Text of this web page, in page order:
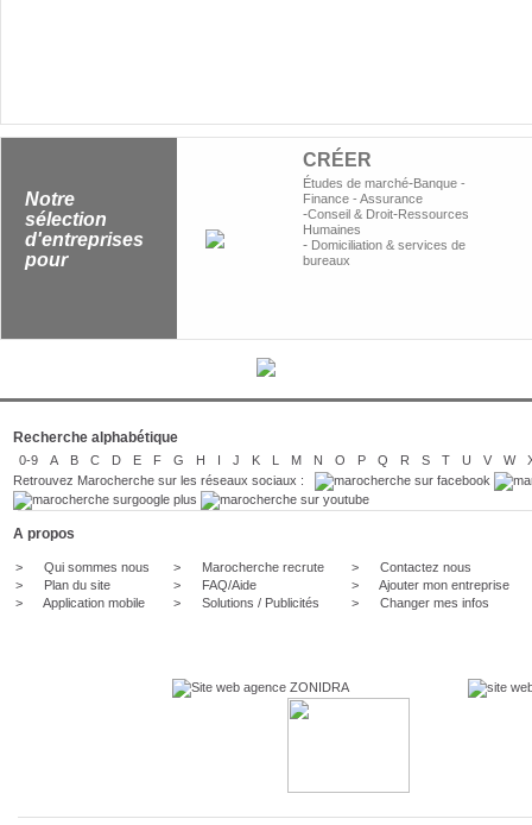
Notre
sélection
d'entreprises
pour
CRÉER
Études de marché-Banque -
Finance - Assurance
-Conseil & Droit-Ressources
Humaines
- Domiciliation & services de
bureaux
Recherche alphabétique
0-9 A B C D E F G H I J K L M N O P Q R S T U V W
Retrouvez Marocherche sur les réseaux sociaux :
A propos
> Qui sommes nous
> Plan du site
> Application mobile
> Marocherche recrute
>
FAQ/Aide
> Solutions / Publicités
> Contactez nous
> Ajouter mon entreprise
> Changer mes infos